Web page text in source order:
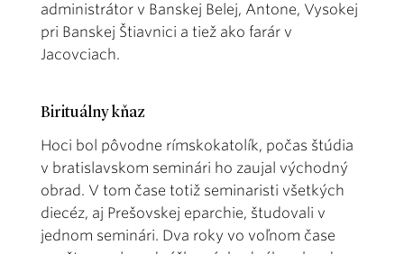
administrátor v Banskej Belej, Antone, Vysokej
pri Banskej Štiavnici a tiež ako farár v
Jacovciach.
Birituálny kňaz
Hoci bol pôvodne rímskokatolík, počas štúdia
v bratislavskom seminári ho zaujal východný
obrad. V tom čase totiž seminaristi všetkých
diecéz, aj Prešovskej eparchie, študovali v
jednom seminári. Dva roky vo voľnom čase